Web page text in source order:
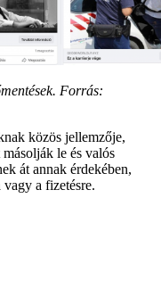
Forrás:
közös jellemzője,
le és valós
át annak érdekében,
a fizetésre.